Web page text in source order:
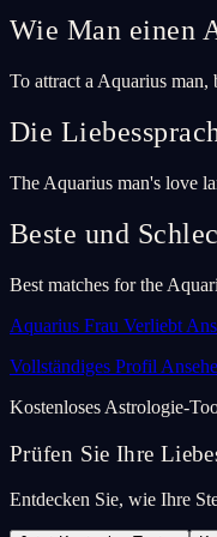
Wie Man einen
To attract a Aquarius
Die
The Aquarius man's love
Beste und
Best matches for the
Aquarius Frau Verliebt
Vollständiges Profil
Kostenloses Astrologie-
Prüfen Sie Ihre
Entdecken Sie, wie Ihre